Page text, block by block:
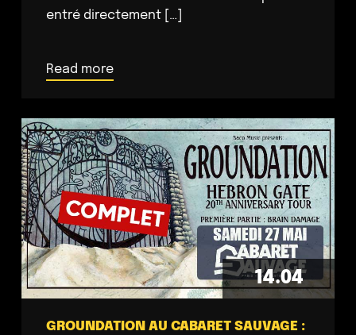
entré directement […]
Read more
14.04
GROUNDATION AU CABARET SAUVAGE :